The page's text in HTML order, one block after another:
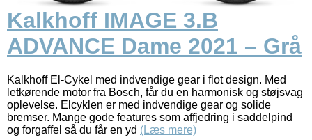
Kalkhoff IMAGE 3.B
ADVANCE Dame 2021 – Grå
Kalkhoff El-Cykel med indvendige gear i flot design. Med
letkørende motor fra Bosch, får du en harmonisk og støjsvag
oplevelse. Elcyklen er med indvendige gear og solide
bremser. Mange gode features som affjedring i saddelpind
og forgaffel så du får en yd (Læs mere)